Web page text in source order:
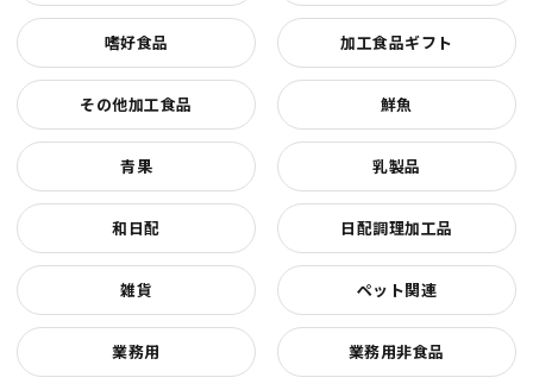
嗜好食品 加工食品ギフト
その他加工食品 鮮魚
青果 乳製品
和日配 日配調理加工品
雑貨 ペット関連
業務用 業務用非食品